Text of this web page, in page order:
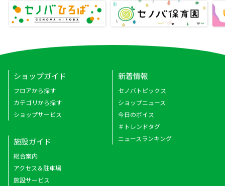
ショップガイド
フロアから探す
カテゴリから探す
ショップサービス
新着情報
セノバトピックス
ショップニュース
今日のボイス
＃トレンドタグ
ニュースランキング
施設ガイド
総合案内
アクセス＆駐車場
施設サービス